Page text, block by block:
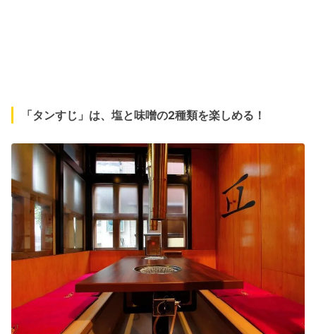
「タンすじ」は、塩と味噌の2種類を楽しめる！